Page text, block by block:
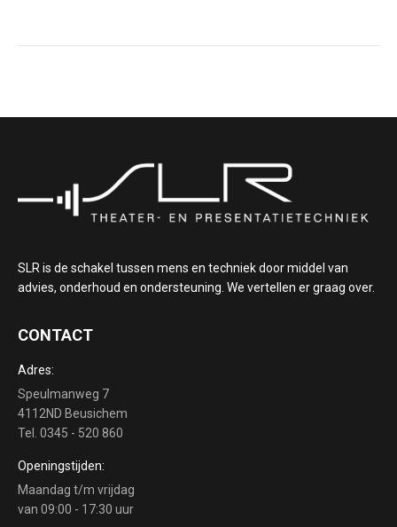
SLR is de schakel tussen mens en techniek door middel van
advies, onderhoud en ondersteuning. We vertellen er graag over.
CONTACT
Adres:
Speulmanweg 7
4112ND Beusichem
Tel. 0345 - 520 860
Openingstijden:
Maandag t/m vrijdag
van 09:00 - 17:30 uur